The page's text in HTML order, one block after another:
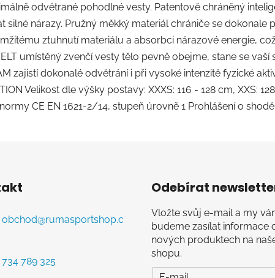
odvětrané pohodlné vesty. Patentově chráněný
nárazy. Pružný měkký materiál chrániče se dokonale
ztuhnutí materiálu a absorbci nárazové energie,
umístěný zvenčí vesty tělo pevně obejme, stane se
zajistí dokonalé odvětrání i při vysoké intenzitě fyzické
Velikost dle výšky postavy: XXXS: 116 - 128 cm, XXS:
CE EN 1621-2/14, stupeň úrovně 1 Prohlášení o shodě
obchod@rumasportshop.c
734 789 325
Odebírat
Vložte svůj e-mail a my
budeme zasílat informace
nových produktech na
shopu.